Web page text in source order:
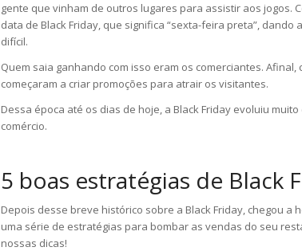
gente que vinham de outros lugares para assistir aos jogos.
data de Black Friday, que significa “sexta-feira preta”,
difícil.
Quem saia ganhando com isso eram os comerciantes.
começaram a criar promoções para atrair os visitantes.
Dessa época até os dias de hoje, a Black Friday evoluiu
comércio.
5 boas estratégias de Black
Depois desse breve histórico sobre a Black Friday, chegou
uma série de estratégias para bombar as vendas do seu
nossas dicas!